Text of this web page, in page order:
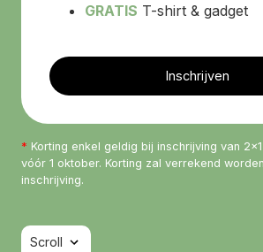
GRATIS T-shirt & gadget
Inschrijven
* Korting enkel geldig bij inschrijving van
vóór 1 oktober. Korting zal verrekend
inschrijving.
Scroll